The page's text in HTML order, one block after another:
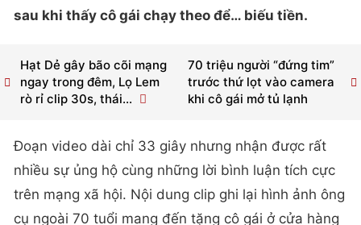
sau khi thấy cô gái chạy theo để… biếu tiền.
70 triệu người “đứng tim”
trước thứ lọt vào camera
khi cô gái mở tủ lạnh
Hạt Dẻ gây bão cõi mạng
ngay trong đêm, Lọ Lem
rò rỉ clip 30s, thái...
Đoạn video dài chỉ 33 giây nhưng nhận được rất
nhiều sự ủng hộ cùng những lời bình luận tích cực
trên mạng xã hội. Nội dung clip ghi lại hình ảnh ông
cụ ngoài 70 tuổi mang đến tặng cô gái ở cửa hàng